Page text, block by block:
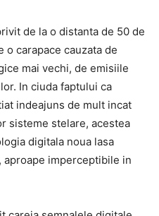
de la o distanta de 50 de
o carapace cauzata de
mai vechi, de emisiile
In ciuda faptului ca
indeajuns de mult incat
sisteme stelare, acestea
digitala noua lasa
aproape imperceptibile in